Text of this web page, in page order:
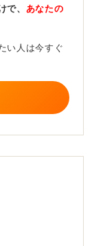
画的に最初か
いているわけ
柔軟性などを
ているので
性、冒険心と
しっかりと仕
ャリアという
で、 あなたの
い人は今すぐ